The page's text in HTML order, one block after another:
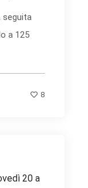
seguita
a 125
8
20 a